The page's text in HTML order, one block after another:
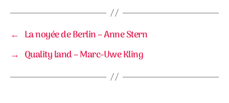
← La noyée de Berlin – Anne Stern
→ Quality land – Marc-Uwe Kling